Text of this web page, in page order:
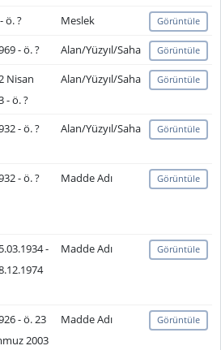
ö. ? Meslek Görüntüle
- ö. ? Alan/Yüzyıl/Saha Görüntüle
Nisan
- ö. ?
Alan/Yüzyıl/Saha Görüntüle
- ö. ? Alan/Yüzyıl/Saha Görüntüle
- ö. ? Madde Adı Görüntüle
-
Madde Adı Görüntüle
- ö. 23
2003
Madde Adı Görüntüle